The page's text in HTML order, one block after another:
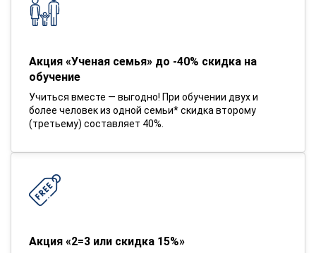
Акция «Ученая семья» до -40% скидка на
обучение
Учиться вместе — выгодно! При обучении двух и
более человек из одной семьи* скидка второму
(третьему) составляет 40%.
Акция «2=3 или скидка 15%»